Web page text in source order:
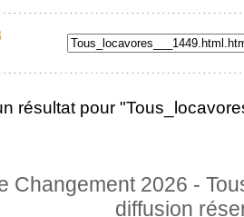
résultat pour
Changement 2026 -
diffusion